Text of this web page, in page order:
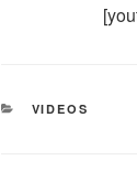
KATEGORIEN
VIDEOS